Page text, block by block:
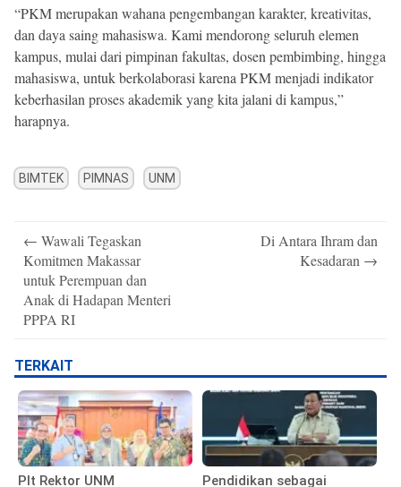
“PKM merupakan wahana pengembangan karakter, kreativitas,
dan daya saing mahasiswa. Kami mendorong seluruh elemen
kampus, mulai dari pimpinan fakultas, dosen pembimbing, hingga
mahasiswa, untuk berkolaborasi karena PKM menjadi indikator
keberhasilan proses akademik yang kita jalani di kampus,”
harapnya.
BIMTEK PIMNAS UNM
navigation
← Wawali Tegaskan
Komitmen Makassar
untuk Perempuan dan
Anak di Hadapan Menteri
PPPA RI
Di Antara Ihram dan
Kesadaran →
TERKAIT
Plt Rektor UNM
Pendidikan sebagai